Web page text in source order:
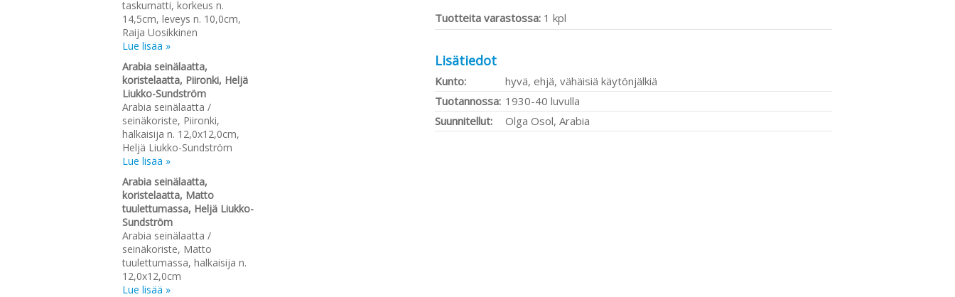
Tuotteita varastossa: 1 kpl
Lisätiedot
Kunto:
hyvä, ehjä, vähäisiä käytönjälkiä
Tuotannossa: 1930-40 luvulla
Suunnitellut:
Olga Osol, Arabia
taskumatti, korkeus n.
14,5cm, leveys n. 10,0cm,
Raija Uosikkinen
Lue lisää »
Arabia seinälaatta,
koristelaatta, Piironki, Heljä
Liukko-Sundström
Arabia seinälaatta /
seinäkoriste, Piironki,
halkaisija n. 12,0x12,0cm,
Heljä Liukko-Sundström
Lue lisää »
Arabia seinälaatta,
koristelaatta, Matto
tuulettumassa, Heljä Liukko-
Sundström
Arabia seinälaatta /
seinäkoriste, Matto
tuulettumassa, halkaisija n.
12,0x12,0cm
Lue lisää »